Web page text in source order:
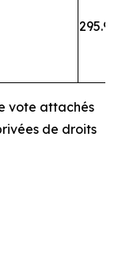
vote attachés
de droits